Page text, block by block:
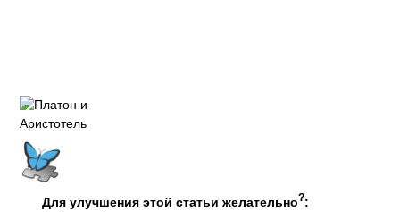
Для улучшения этой статьи желательно?: